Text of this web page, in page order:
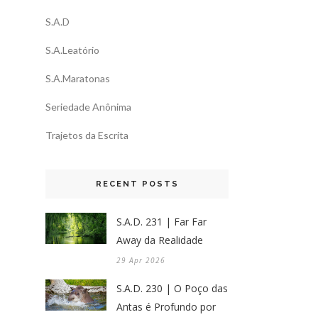
S.A.D
S.A.Leatório
S.A.Maratonas
Seriedade Anônima
Trajetos da Escrita
RECENT POSTS
S.A.D. 231 | Far Far
Away da Realidade
29 Apr 2026
S.A.D. 230 | O Poço das
Antas é Profundo por